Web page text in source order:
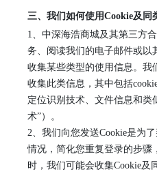
三、我们如何使用Cookie及同
1、 中深海浩商城及其第三方
务、阅读我们的电子邮件或以
收集某些类型的使用信息。我
收集此类信息，其中包括
定位识别技术、文件信息和类
术”）。
2、 我们向您发送Cookie是为
情况，简化您重复登录的步骤
时，我们可能会收集Cookie及